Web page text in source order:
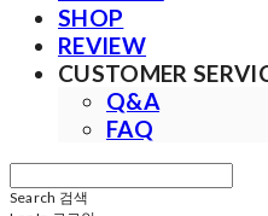
SHOP
REVIEW
CUSTOMER
Q&A
FAQ
Search 검색